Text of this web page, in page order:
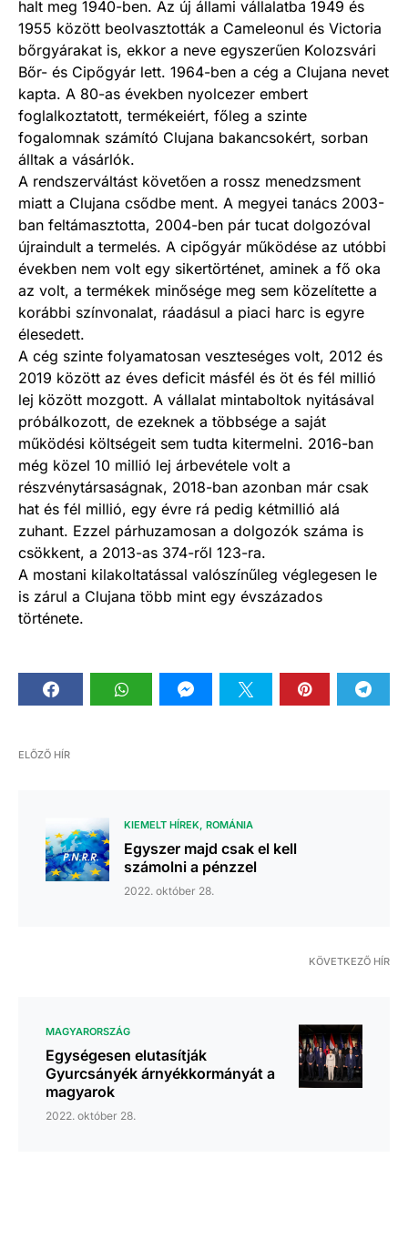
halt meg 1940-ben. Az új állami vállalatba 1949 és
1955 között beolvasztották a Cameleonul és Victoria
bőrgyárakat is, ekkor a neve egyszerűen Kolozsvári
Bőr- és Cipőgyár lett. 1964-ben a cég a Clujana nevet
kapta. A 80-as években nyolcezer embert
foglalkoztatott, termékeiért, főleg a szinte
fogalomnak számító Clujana bakancsokért, sorban
álltak a vásárlók.
A rendszerváltást követően a rossz menedzsment
miatt a Clujana csődbe ment. A megyei tanács 2003-
ban feltámasztotta, 2004-ben pár tucat dolgozóval
újraindult a termelés. A cipőgyár működése az utóbbi
években nem volt egy sikertörténet, aminek a fő oka
az volt, a termékek minősége meg sem közelítette a
korábbi színvonalat, ráadásul a piaci harc is egyre
élesedett.
A cég szinte folyamatosan veszteséges volt, 2012 és
2019 között az éves deficit másfél és öt és fél millió
lej között mozgott. A vállalat mintaboltok nyitásával
próbálkozott, de ezeknek a többsége a saját
működési költségeit sem tudta kitermelni. 2016-ban
még közel 10 millió lej árbevétele volt a
részvénytársaságnak, 2018-ban azonban már csak
hat és fél millió, egy évre rá pedig kétmillió alá
zuhant. Ezzel párhuzamosan a dolgozók száma is
csökkent, a 2013-as 374-ről 123-ra.
A mostani kilakoltatással valószínűleg véglegesen le
is zárul a Clujana több mint egy évszázados
története.
ELŐZŐ HÍR
KIEMELT HÍREK ROMÁNIA
Egyszer majd csak el kell
számolni a pénzzel
2022. október 28.
KÖVETKEZŐ HÍR
MAGYARORSZÁG
Egységesen elutasítják
Gyurcsányék árnyékkormányát a
magyarok
2022. október 28.